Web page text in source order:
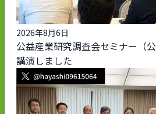
2026年8月6日
公益産業研究調査会セミナー（
講演しました